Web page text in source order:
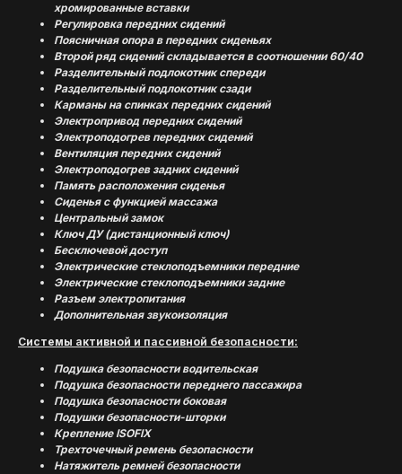
хромированные вставки
Регулировка передних сидений
Поясничная опора в передних сиденьях
Второй ряд сидений складывается в соотношении 60/40
Разделительный подлокотник спереди
Разделительный подлокотник сзади
Карманы на спинках передних сидений
Электропривод передних сидений
Электроподогрев передних сидений
Вентиляция передних сидений
Электроподогрев задних сидений
Память расположения сиденья
Сиденья с функцией массажа
Центральный замок
Ключ ДУ (дистанционный ключ)
Бесключевой доступ
Электрические стеклоподъемники передние
Электрические стеклоподъемники задние
Разъем электропитания
Дополнительная звукоизоляция
Системы активной и пассивной безопасности:
Подушка безопасности водительская
Подушка безопасности переднего пассажира
Подушка безопасности боковая
Подушки безопасности-шторки
Крепление ISOFIX
Трехточечный ремень безопасности
Натяжитель ремней безопасности